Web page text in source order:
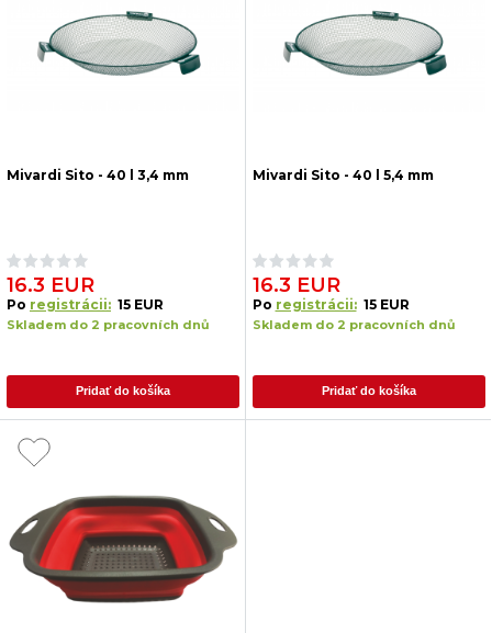
Mivardi Sito - 40 l 3,4 mm
16.3 EUR
Po registrácii: 15 EUR
Skladem do 2 pracovních dnů
Pridať do košíka
Mivardi Sito - 40 l 5,4 mm
16.3 EUR
Po registrácii: 15 EUR
Skladem do 2 pracovních dnů
Pridať do košíka